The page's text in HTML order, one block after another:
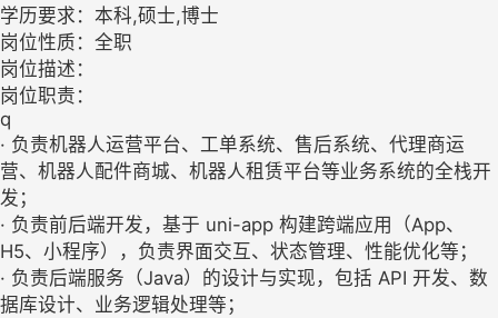
学历要求：本科,硕士,博士
岗位性质：全职
岗位描述：
岗位职责：
q
· 负责机器人运营平台、工单系统、售后系统、代理商运
营、机器人配件商城、机器人租赁平台等业务系统的全栈开
发；
· 负责前后端开发，基于 uni-app 构建跨端应用（App、
H5、小程序），负责界面交互、状态管理、性能优化等；
· 负责后端服务（Java）的设计与实现，包括 API 开发、数
据库设计、业务逻辑处理等；